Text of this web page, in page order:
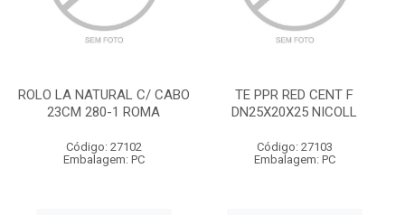
ROLO LA NATURAL C/ CABO
23CM 280-1 ROMA
Código: 27102
Embalagem: PC
TE PPR RED CENT F
DN25X20X25 NICOLL
Código: 27103
Embalagem: PC